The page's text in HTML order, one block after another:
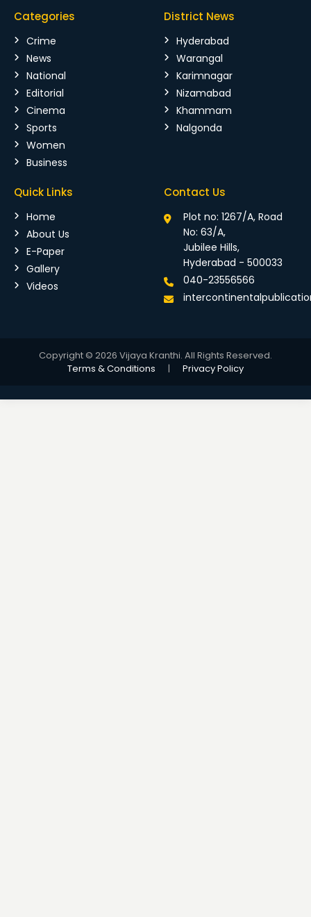
Categories
Crime
News
National
Editorial
Cinema
Sports
Women
Business
District News
Hyderabad
Warangal
Karimnagar
Nizamabad
Khammam
Nalgonda
Quick Links
Home
About Us
E-Paper
Gallery
Videos
Contact Us
Plot no: 1267/A, Road
No: 63/A,
Jubilee Hills,
Hyderabad - 500033
040-23556566
Copyright © 2026 Vijaya Kranthi. All Rights Reserved.
Terms & Conditions
| Privacy Policy